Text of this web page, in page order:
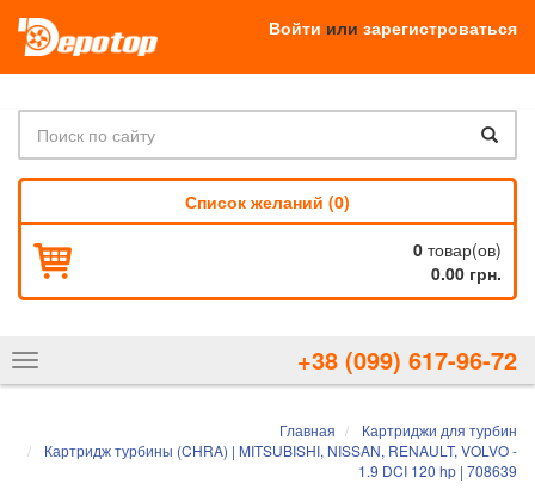
Войти или зарегистроваться
Список желаний (0)
0 товар(ов)
0.00 грн.
Показать
навигацию
+38 (099) 617-96-72
Главная
Картриджи для турбин
Картридж турбины (CHRA) | MITSUBISHI, NISSAN, RENAULT, VOLVO -
1.9 DCI 120 hp | 708639